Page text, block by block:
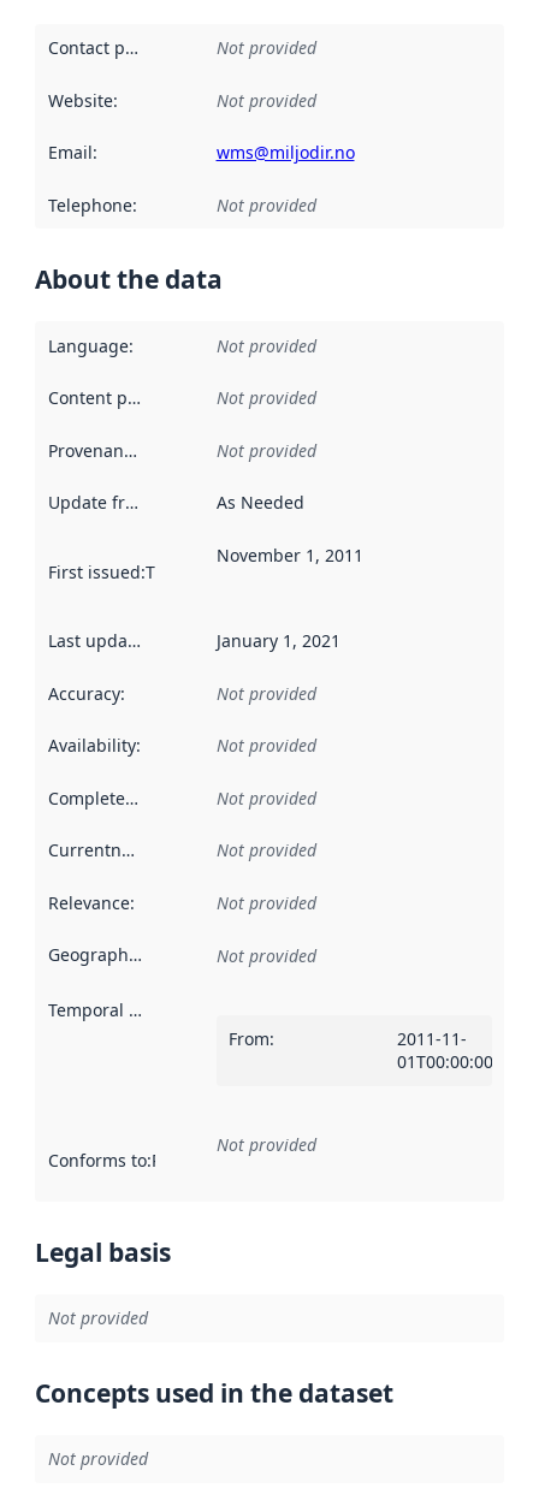
Contact point Not provided
Website: Not provided
Email: wms@miljodir.no
Telephone: Not provided
About the data
Language: Not provided
Content providers Not provided
Provenance Not provided
Update frequency As Needed
First issued:This date indicates when the data in this
November 1, 2011
Last updated January 1, 2021
Accuracy: Not provided
Availability: Not provided
Completeness Not provided
Currentness Not provided
Relevance: Not provided
Geographical scope Not provided
Temporal scope
From:
2011-11-
01T00:00:00Z
Conforms to:Reference to an implementation rule or other
Not provided
Legal basis
Not provided
Concepts used in the dataset
Not provided